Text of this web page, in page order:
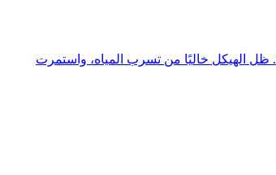
اجتاز خزانة المقاومات المصنوعة من الفولاذ المقاوم للصدأ SIKES (10 كيلوواط، 16 أوم، IP65) اختبار مقاومة الماء IPX5 بنجاح وفقًا لمعيار IEC 60529. ظل الهيكل خاليًا من تسرب المياه، واستمرت